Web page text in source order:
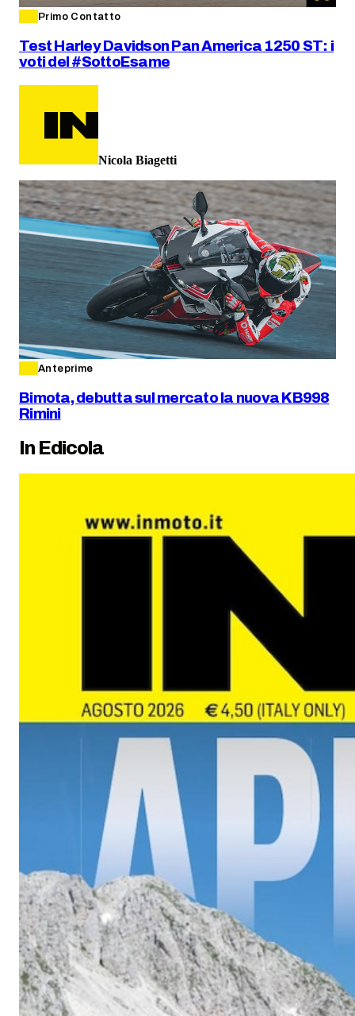
Primo Contatto
Test Harley Davidson Pan America 1250 ST: i
voti del #SottoEsame
Nicola Biagetti
Anteprime
Bimota, debutta sul mercato la nuova KB998
Rimini
In Edicola